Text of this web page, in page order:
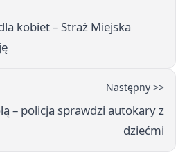
kobiet – Straż Miejska
Następny >>
– policja sprawdzi autokary z
dziećmi